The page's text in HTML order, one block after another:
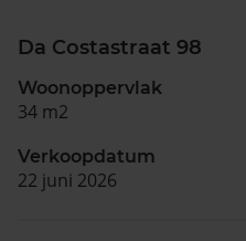
Da Costastraat 98
Woonoppervlak
34 m2
Verkoopdatum
22 juni 2026